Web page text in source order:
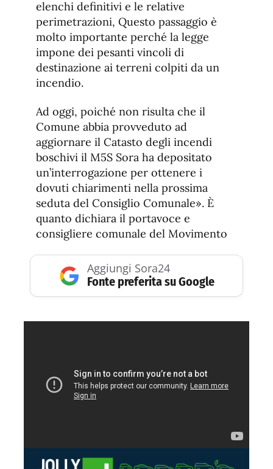
elenchi definitivi e le relative
perimetrazioni, Questo passaggio è
molto importante perché la legge
impone dei pesanti vincoli di
destinazione ai terreni colpiti da un
incendio.
Ad oggi, poiché non risulta che il
Comune abbia provveduto ad
aggiornare il Catasto degli incendi
boschivi il M5S Sora ha depositato
un’interrogazione per ottenere i
dovuti chiarimenti nella prossima
seduta del Consiglio Comunale». È
quanto dichiara il portavoce e
consigliere comunale del Movimento
Aggiungi Sora24
Fonte preferita su Google